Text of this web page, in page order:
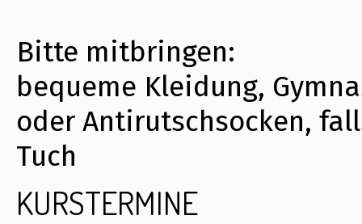
Bitte mitbringen:
bequeme Kleidung,
oder Antirutschsocken,
Tuch
KURSTERMINE